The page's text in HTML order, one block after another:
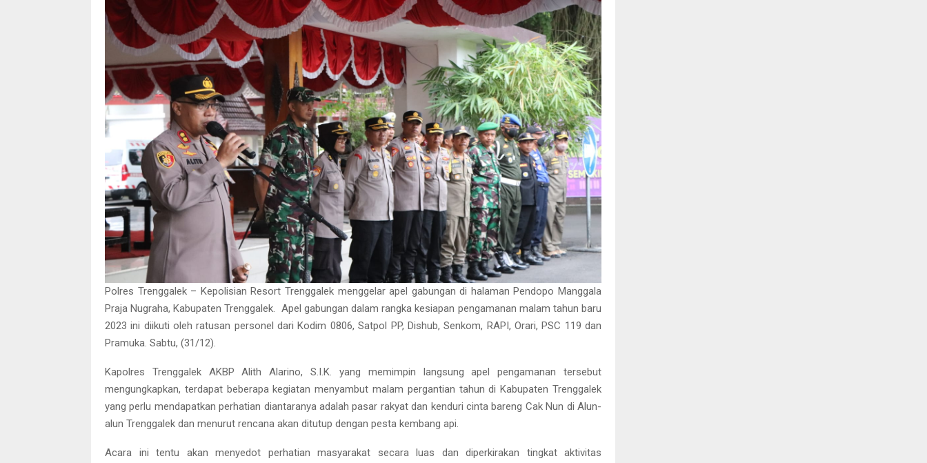
Polres Trenggalek – Kepolisian Resort Trenggalek menggelar apel gabungan di halaman Pendopo Manggala
Praja Nugraha, Kabupaten Trenggalek. Apel gabungan dalam rangka kesiapan pengamanan malam tahun baru
2023 ini diikuti oleh ratusan personel dari Kodim 0806, Satpol PP, Dishub, Senkom, RAPI, Orari, PSC 119 dan
Pramuka. Sabtu, (31/12).
Kapolres Trenggalek AKBP Alith Alarino, S.I.K. yang memimpin langsung apel pengamanan tersebut
mengungkapkan, terdapat beberapa kegiatan menyambut malam pergantian tahun di Kabupaten Trenggalek
yang perlu mendapatkan perhatian diantaranya adalah pasar rakyat dan kenduri cinta bareng Cak Nun di Alun-
alun Trenggalek dan menurut rencana akan ditutup dengan pesta kembang api.
Acara ini tentu akan menyedot perhatian masyarakat secara luas dan diperkirakan tingkat aktivitas